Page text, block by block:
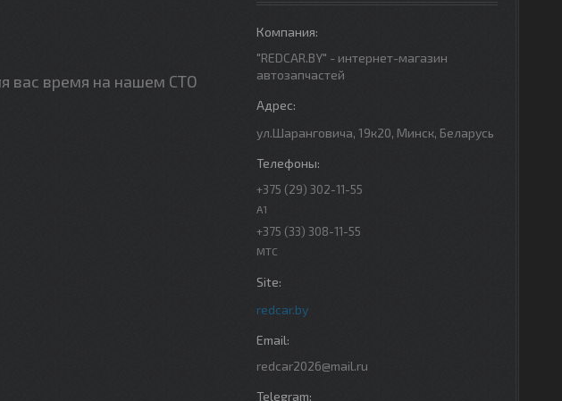
вас время на нашем СТО
"REDCAR.BY" - интернет-магазин
автозапчастей
ул.Шаранговича, 19к20, Минск, Беларусь
+375 (29) 302-11-55
A1
+375 (33) 308-11-55
МТС
redcar.by
redcar2026@mail.ru